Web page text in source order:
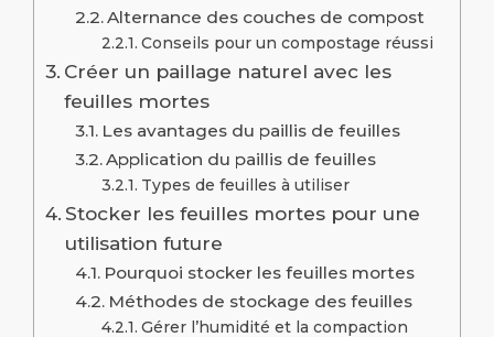
Alternance des couches de compost
Conseils pour un compostage réussi
Créer un paillage naturel avec les
feuilles mortes
Les avantages du paillis de feuilles
Application du paillis de feuilles
Types de feuilles à utiliser
Stocker les feuilles mortes pour une
utilisation future
Pourquoi stocker les feuilles mortes
Méthodes de stockage des feuilles
Gérer l’humidité et la compaction